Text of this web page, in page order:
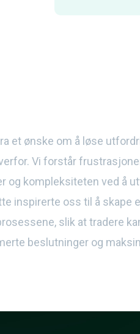
et ønske om å løse
Vi forstår
og kompleksiteten ved å
inspirerte oss til å skape
slik at tradere
beslutninger og